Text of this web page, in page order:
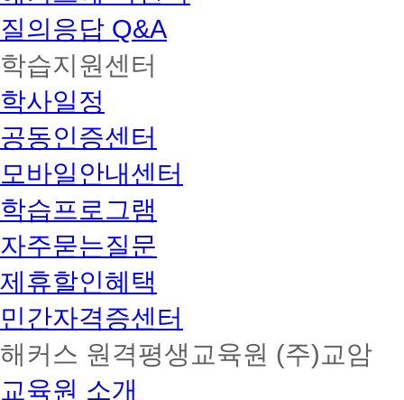
질의응답 Q&A
학습지원센터
학사일정
공동인증센터
모바일안내센터
학습프로그램
자주묻는질문
제휴할인혜택
민간자격증센터
해커스 원격평생교육원 (주)교암
교육원 소개